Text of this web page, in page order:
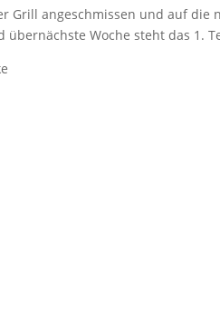
angeschmissen und auf die
Woche steht das 1.